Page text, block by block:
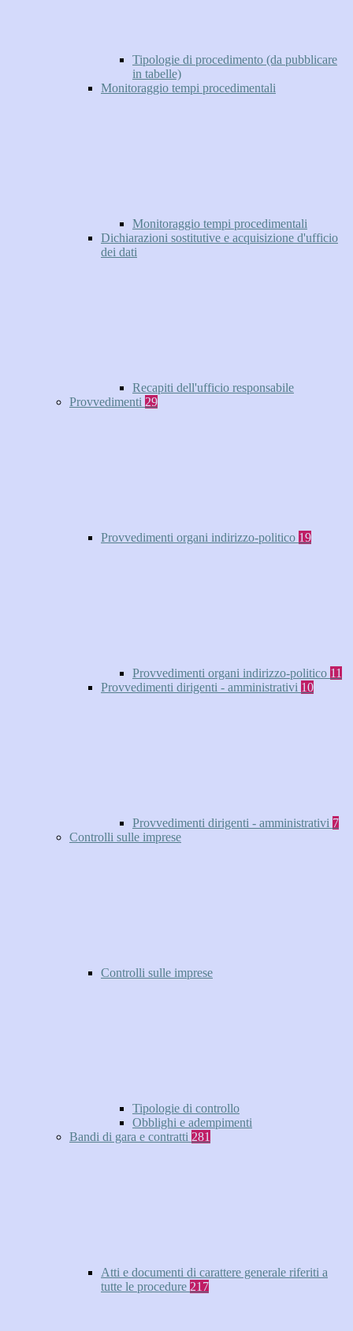
Tipologie di procedimento (da pubblicare
in tabelle)
Monitoraggio tempi procedimentali
Monitoraggio tempi procedimentali
Dichiarazioni sostitutive e acquisizione d'ufficio
dei dati
Recapiti dell'ufficio responsabile
Provvedimenti 29
Provvedimenti organi indirizzo-politico 19
Provvedimenti organi indirizzo-politico 11
Provvedimenti dirigenti - amministrativi 10
Provvedimenti dirigenti - amministrativi 7
Controlli sulle imprese
Controlli sulle imprese
Tipologie di controllo
Obblighi e adempimenti
Bandi di gara e contratti 281
Atti e documenti di carattere generale riferiti a
tutte le procedure 217